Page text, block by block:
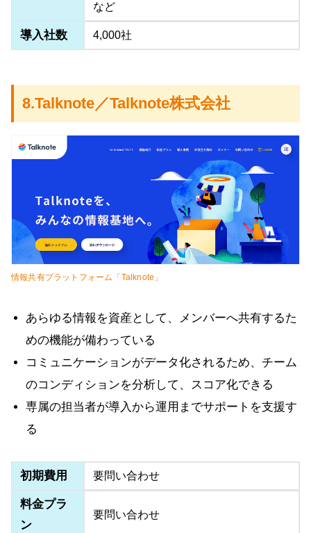
など
導入社数 4,000社
8.Talknote／Talknote株式会社
情報共有プラットフォーム「Talknote」
あらゆる情報を資産として、メンバーへ共有するた
めの機能が備わっている
コミュニケーションがデータ化されるため、チーム
のコンディションを分析して、スコア化できる
専属の担当者が導入から運用までサポートを支援す
る
初期費用 要問い合わせ
料金プラ
ン
要問い合わせ